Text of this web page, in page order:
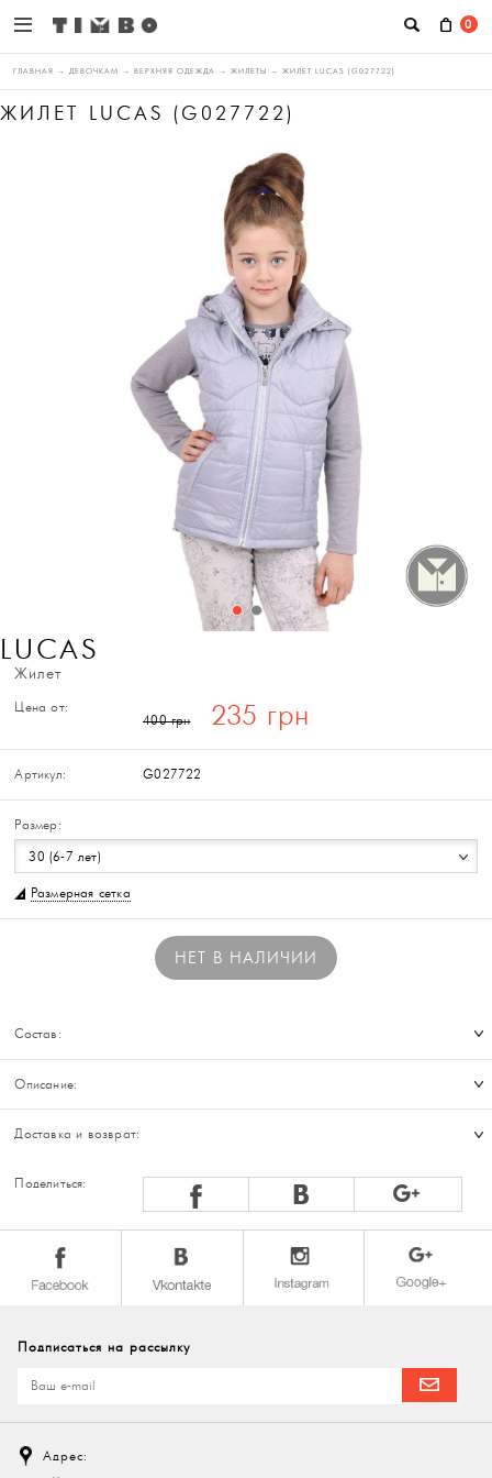
0
ГЛАВНАЯ → ДЕВОЧКАМ → ВЕРХНЯЯ ОДЕЖДА → ЖИЛЕТЫ → ЖИЛЕТ LUCAS (G027722)
ЖИЛЕТ LUCAS (G027722)
LUCAS
Жилет
Цена от:
400 грн
235 грн
Артикул: G027722
Размер:
30 (6-7 лет)
Размерная сетка
НЕТ В НАЛИЧИИ
Состав:
Описание:
Доставка и возврат:
Поделиться:
Подписаться на рассылку
Адрес: